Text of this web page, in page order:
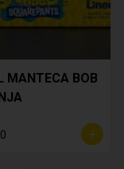
MANTECA BOB